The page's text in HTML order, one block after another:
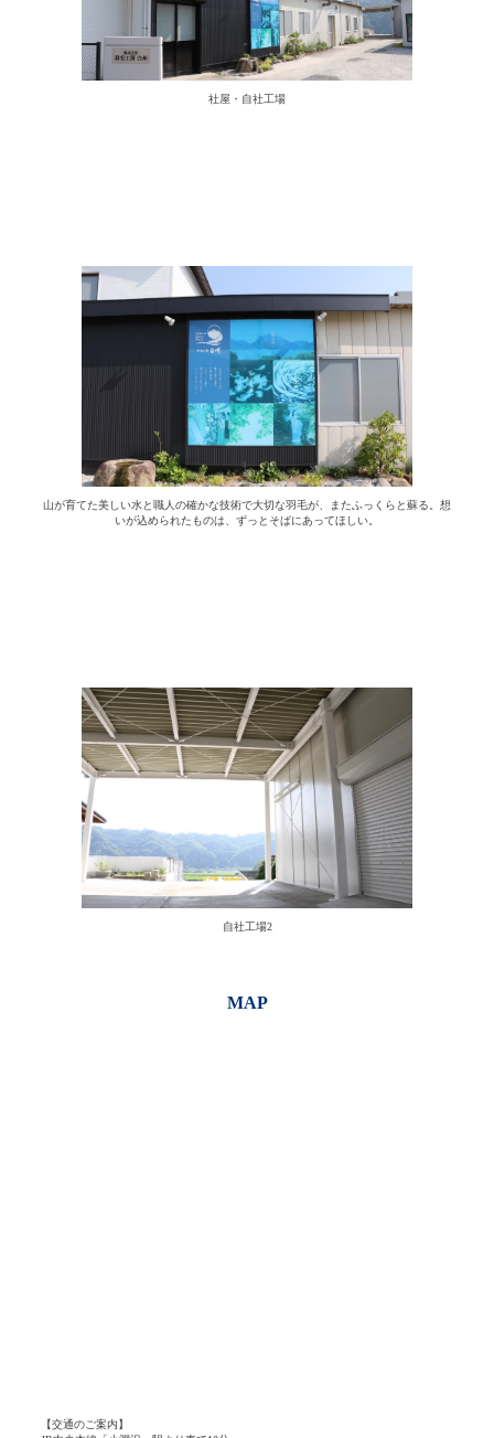
社屋・自社工場
山が育てた美しい水と職人の確かな技術で大切な羽毛が、またふっくらと蘇る。想
いが込められたものは、ずっとそばにあってほしい。
自社工場2
MAP
【交通のご案内】